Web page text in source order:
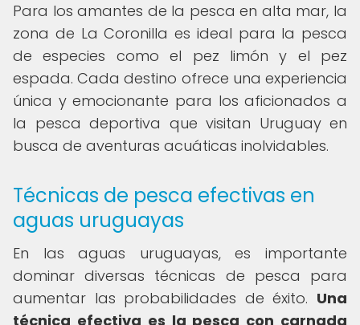
Para los amantes de la pesca en alta mar, la
zona de La Coronilla es ideal para la pesca
de especies como el pez limón y el pez
espada. Cada destino ofrece una experiencia
única y emocionante para los aficionados a
la pesca deportiva que visitan Uruguay en
busca de aventuras acuáticas inolvidables.
Técnicas de pesca efectivas en
aguas uruguayas
En las aguas uruguayas, es importante
dominar diversas técnicas de pesca para
aumentar las probabilidades de éxito. Una
técnica efectiva es la pesca con carnada